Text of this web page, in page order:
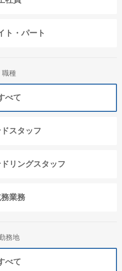
ト・パート
職種
べて
スタッフ
リングスタッフ
業務
務地
べて